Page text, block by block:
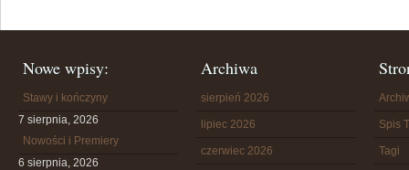
Nowe wpisy:
Stawy i kończyny
7 sierpnia, 2026
Nowości i Premiery
6 sierpnia, 2026
Archiwa
sierpień 2026
lipiec 2026
czerwiec 2026
Spis
Tagi